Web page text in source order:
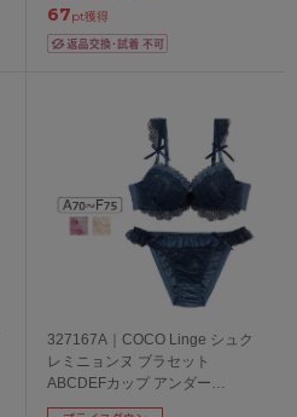
67pt獲得
327167A｜COCO Linge シュク
レミニョンヌ ブラセット
ABCDEFカップ アンダー
65/70/75cm